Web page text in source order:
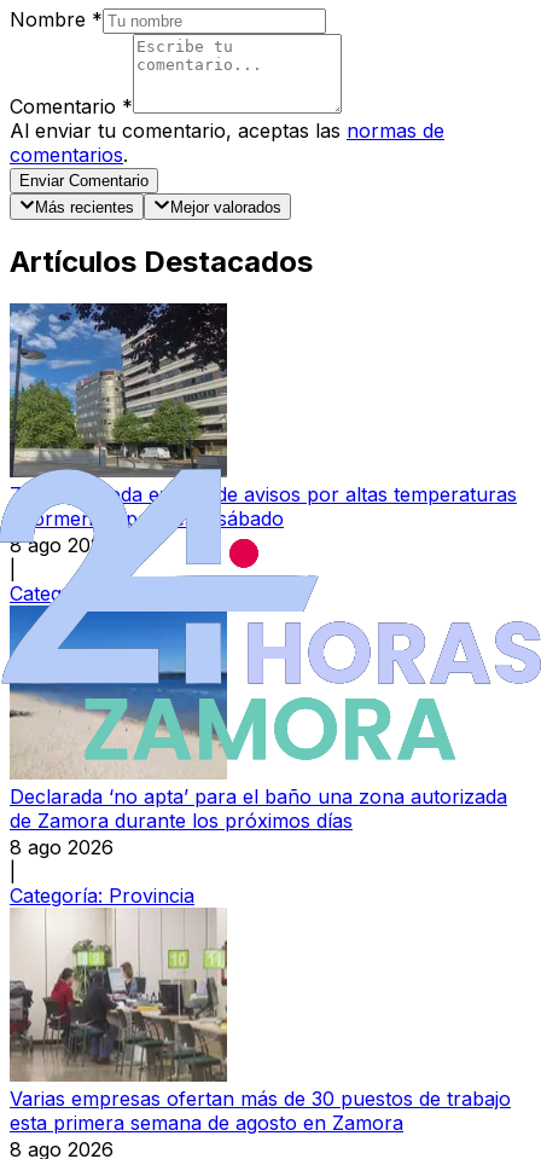
Nombre *
Comentario *
Al enviar tu comentario, aceptas las normas de
comentarios.
Enviar Comentario
Más recientes
Mejor valorados
Artículos Destacados
Zamora queda exenta de avisos por altas temperaturas
y tormentas para este sábado
8 ago 2026
Categoría:
Declarada ‘no apta’ para el baño una zona autorizada
de Zamora durante los próximos días
8 ago 2026
Categoría: Provincia
Varias empresas ofertan más de 30 puestos de trabajo
esta primera semana de agosto en Zamora
8 ago 2026